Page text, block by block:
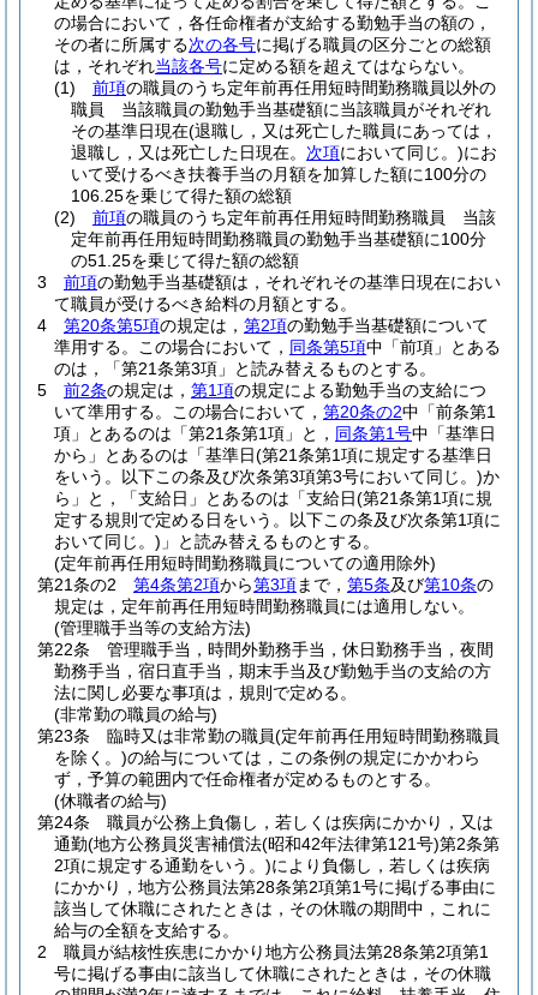
の場合において，各任命権者が支給する勤勉手当の額の，
その者に所属する次の各号に掲げる職員の区分ごとの総額
は，それぞれ当該各号に定める額を超えてはならない。
(1)
前項の職員のうち定年前再任用短時間勤務職員以外の
職員 当該職員の勤勉手当基礎額に当該職員がそれぞれ
その基準日現在(退職し，又は死亡した職員にあっては，
退職し，又は死亡した日現在。 次項において同じ。)にお
いて受けるべき扶養手当の月額を加算した額に100分の
106.25を乗じて得た額の総額
(2)
前項の職員のうち定年前再任用短時間勤務職員 当該
定年前再任用短時間勤務職員の勤勉手当基礎額に100分
の51.25を乗じて得た額の総額
3
前項の勤勉手当基礎額は，それぞれその基準日現在におい
て職員が受けるべき給料の月額とする。
4
第20条第5項の規定は， 第2項の勤勉手当基礎額について
準用する。
この場合において， 同条第5項中「前項」とある
のは，「第21条第3項」と読み替えるものとする。
5
前2条の規定は， 第1項の規定による勤勉手当の支給につ
いて準用する。
この場合において， 第20条の2中「前条第1
項」とあるのは「第21条第1項」と， 同条第1号中「基準日
から」とあるのは「基準日(第21条第1項に規定する基準日
をいう。以下この条及び次条第3項第3号において同じ。)か
ら」と，「支給日」とあるのは「支給日(第21条第1項に規
定する規則で定める日をいう。以下この条及び次条第1項に
おいて同じ。) 」と読み替えるものとする。
(定年前再任用短時間勤務職員についての適用除外)
第21条の2
第4条第2項から第3項まで， 第5条及び第10条の
規定は，定年前再任用短時間勤務職員には適用しない。
(管理職手当等の支給方法)
第22条
管理職手当，時間外勤務手当，休日勤務手当，夜間
勤務手当，宿日直手当，期末手当及び勤勉手当の支給の方
法に関し必要な事項は，規則で定める。
(非常勤の職員の給与)
第23条
臨時又は非常勤の職員(定年前再任用短時間勤務職員
を除く。)の給与については，この条例の規定にかかわら
ず，予算の範囲内で任命権者が定めるものとする。
(休職者の給与)
第24条
職員が公務上負傷し，若しくは疾病にかかり，又は
通勤(地方公務員災害補償法(昭和42年法律第121号)第2条第
2項に規定する通勤をいう。)により負傷し，若しくは疾病
にかかり，地方公務員法第28条第2項第1号に掲げる事由に
該当して休職にされたときは，その休職の期間中，これに
給与の全額を支給する。
2
職員が結核性疾患にかかり地方公務員法第28条第2項第1
号に掲げる事由に該当して休職にされたときは，その休職